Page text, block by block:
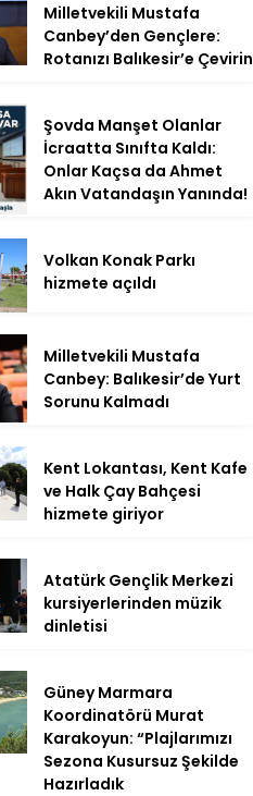
Milletvekili Mustafa
Canbey’den Gençlere:
Rotanızı Balıkesir’e Çevirin
Şovda Manşet Olanlar
İcraatta Sınıfta Kaldı:
Onlar Kaçsa da Ahmet
Akın Vatandaşın Yanında!
Volkan Konak Parkı
hizmete açıldı
Milletvekili Mustafa
Canbey: Balıkesir’de Yurt
Sorunu Kalmadı
Kent Lokantası, Kent Kafe
ve Halk Çay Bahçesi
hizmete giriyor
Atatürk Gençlik Merkezi
kursiyerlerinden müzik
dinletisi
Güney Marmara
Koordinatörü Murat
Karakoyun: “Plajlarımızı
Sezona Kusursuz Şekilde
Hazırladık